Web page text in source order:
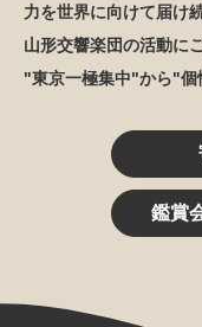
力を世界に向けて届け
山形交響楽団の活動に
"東京一極集中"から"個
鑑賞